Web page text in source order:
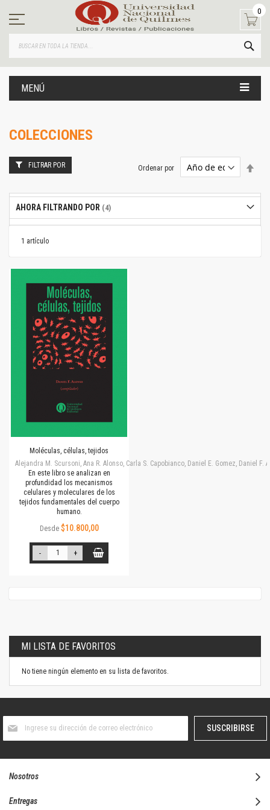
contenido
0
MENÚ
COLECCIONES
1 artículo
Ordenar por
Moléculas, células, tejidos
Alejandra M. Scursoni, Ana R. Alonso, Carla S. Capobianco, Daniel E. Gomez, Daniel
En este libro se analizan en
profundidad los mecanismos
celulares y moleculares de los
tejidos fundamentales del cuerpo
humano.
Desde $10.800,00
- +
FILTRAR POR
AHORA FILTRANDO POR
MI LISTA DE FAVORITOS
No tiene ningún elemento en su lista de favoritos.
boletín
SUSCRIBIRSE
Nosotros
Entregas